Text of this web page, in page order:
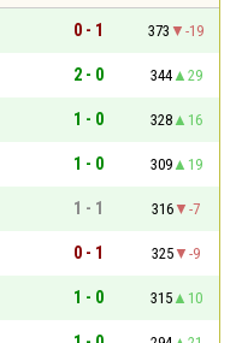
0 - 1 373
-19
2 - 0 344
29
1 - 0 328
16
1 - 0 309
19
1 - 1 316
-7
0 - 1 325
-9
1 - 0 315
10